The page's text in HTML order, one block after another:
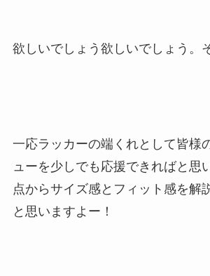
欲しいでしょう欲しいでしょう。
一応ラッカーの端くれとして皆様
ューを少しでも応援できればと思
点からサイズ感とフィット感を解
と思いますよー！